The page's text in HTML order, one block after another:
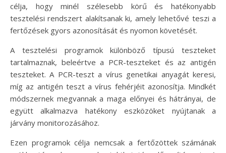
célja, hogy minél szélesebb körű és hatékonyabb
tesztelési rendszert alakítsanak ki, amely lehetővé teszi a
fertőzések gyors azonosítását és nyomon követését.
A tesztelési programok különböző típusú teszteket
tartalmaznak, beleértve a PCR-teszteket és az antigén
teszteket. A PCR-teszt a vírus genetikai anyagát keresi,
míg az antigén teszt a vírus fehérjéit azonosítja. Mindkét
módszernek megvannak a maga előnyei és hátrányai, de
együtt alkalmazva hatékony eszközöket nyújtanak a
járvány monitorozásához.
Ezen programok célja nemcsak a fertőzöttek számának